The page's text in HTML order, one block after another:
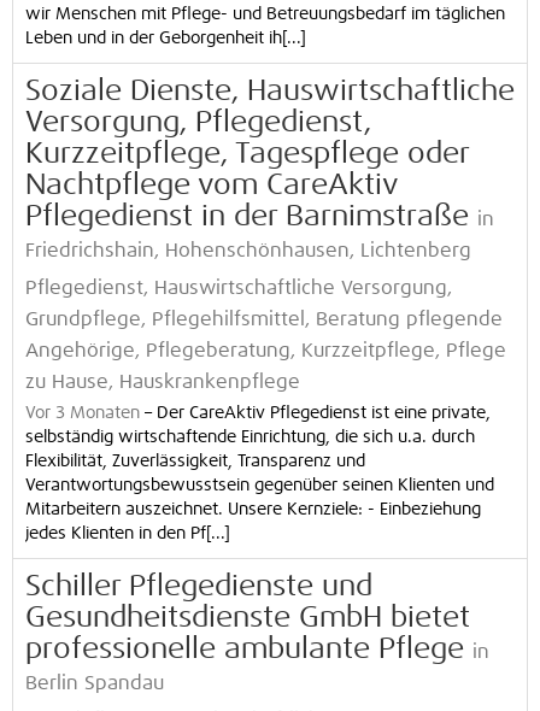
wir Menschen mit Pflege- und Betreuungsbedarf im täglichen
Leben und in der Geborgenheit ih[...]
Soziale Dienste, Hauswirtschaftliche
Versorgung, Pflegedienst,
Kurzzeitpflege, Tagespflege oder
Nachtpflege vom CareAktiv
Pflegedienst in der Barnimstraße in
Friedrichshain, Hohenschönhausen, Lichtenberg
Pflegedienst, Hauswirtschaftliche Versorgung,
Grundpflege, Pflegehilfsmittel, Beratung pflegende
Angehörige, Pflegeberatung, Kurzzeitpflege, Pflege
zu Hause, Hauskrankenpflege
Vor 3 Monaten – Der CareAktiv Pflegedienst ist eine private,
selbständig wirtschaftende Einrichtung, die sich u.a. durch
Flexibilität, Zuverlässigkeit, Transparenz und
Verantwortungsbewusstsein gegenüber seinen Klienten und
Mitarbeitern auszeichnet. Unsere Kernziele: - Einbeziehung
jedes Klienten in den Pf[...]
Schiller Pflegedienste und
Gesundheitsdienste GmbH bietet
professionelle ambulante Pflege in
Berlin Spandau